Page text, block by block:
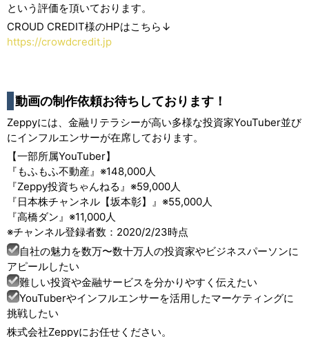
という評価を頂いております。
CROUD CREDIT様のHPはこちら↓
https://crowdcredit.jp
動画の制作依頼お待ちしております！
Zeppyには、金融リテラシーが高い多様な投資家YouTuber並び
にインフルエンサーが在席しております。
【一部所属YouTuber】
『もふもふ不動産』※148,000人
『Zeppy投資ちゃんねる』※59,000人
『日本株チャンネル【坂本彰】』※55,000人
『高橋ダン』※11,000人
※チャンネル登録者数：2020/2/23時点
自社の魅力を数万〜数十万人の投資家やビジネスパーソンに
アピールしたい
難しい投資や金融サービスを分かりやすく伝えたい
YouTuberやインフルエンサーを活用したマーケティングに
挑戦したい
株式会社Zeppyにお任せください。